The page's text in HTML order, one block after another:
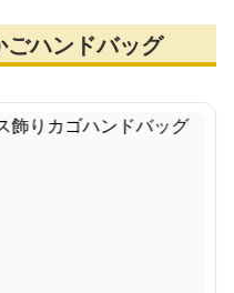
ごハンドバッグ